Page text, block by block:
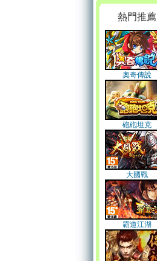
熱門推薦
奧奇傳說
砲砲坦克
大國戰
霸道江湖